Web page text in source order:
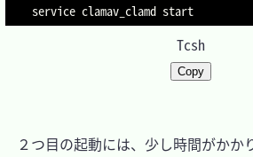
service clamav_clamd start
Tcsh
Copy
２つ目の起動には、少し時間がかか